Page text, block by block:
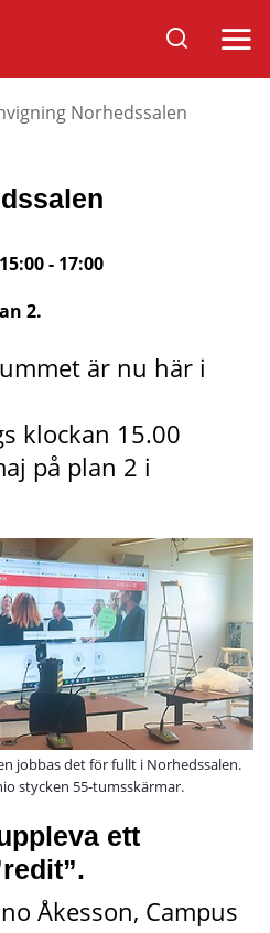
Sök
på
Varnamo.se
Öppna
Norhedssalen
15:00 - 17:00
2.
är nu här i
klockan 15.00
på plan 2 i
jobbas det för fullt i Norhedssalen.
stycken 55-tumsskärmar.
ett
Åkesson, Campus